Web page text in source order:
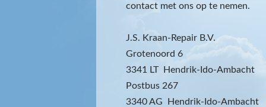
contact met ons op te nemen.
J.S. Kraan-Repair B.V.
Grotenoord 6
3341 LT Hendrik-Ido-Ambacht
Postbus 267
3340 AG Hendrik-Ido-Ambacht